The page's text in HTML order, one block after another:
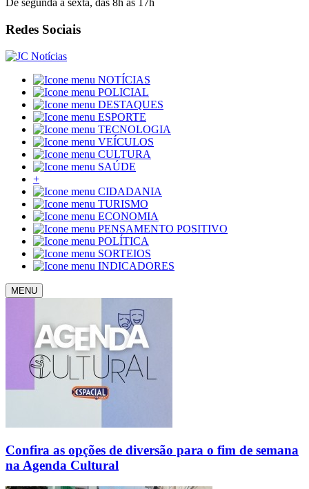
De segunda a sexta, das 8h as 17h
Redes Sociais
NOTÍCIAS
POLICIAL
DESTAQUES
ESPORTE
TECNOLOGIA
VEÍCULOS
CULTURA
SAÚDE
+
CIDADANIA
TURISMO
ECONOMIA
PENSAMENTO POSITIVO
POLÍTICA
SORTEIOS
INDICADORES
MENU
Confira as opções de diversão para o fim de semana
na Agenda Cultural